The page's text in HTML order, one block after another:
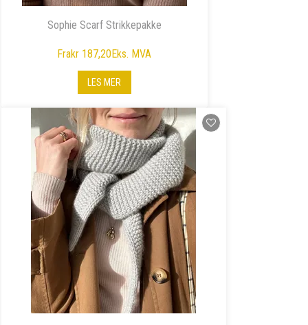
Sophie Scarf Strikkepakke
Frakr 187,20Eks. MVA
LES MER